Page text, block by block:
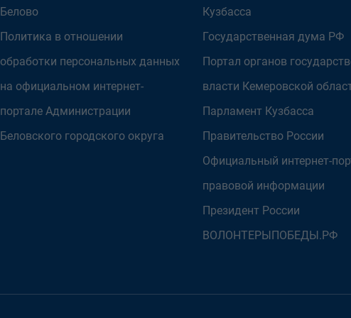
Белово
Политика в отношении
обработки персональных данных
на официальном интернет-
портале Администрации
Беловского городского округа
Кузбасса
Государственная дума РФ
Портал органов
власти Кемеровской
Парламент Кузбасса
Правительство России
Официальный интернет-
правовой информации
Президент России
ВОЛОНТЕРЫПОБЕДЫ.РФ